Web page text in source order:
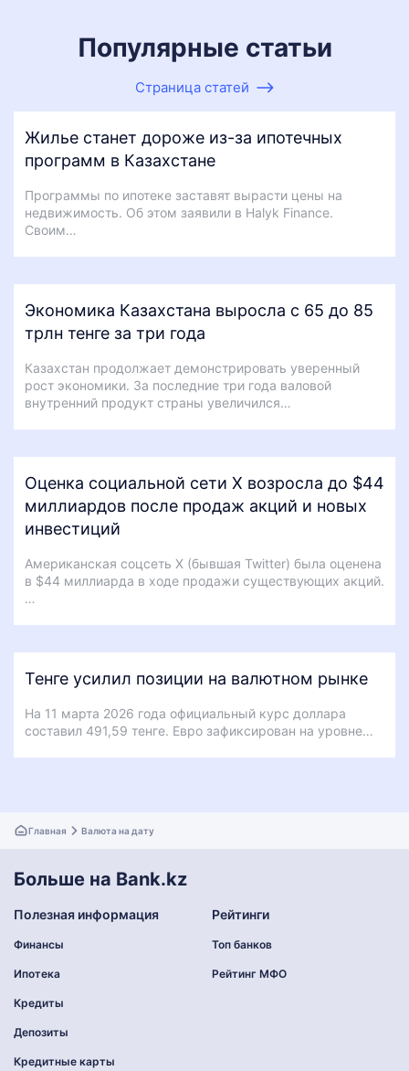
Популярные статьи
Страница статей
Жилье станет дороже из-за ипотечных
программ в Казахстане
Программы по ипотеке заставят вырасти цены на
недвижимость. Об этом заявили в Halyk Finance.
Своим…
Экономика Казахстана выросла с 65 до 85
трлн тенге за три года
Казахстан продолжает демонстрировать уверенный
рост экономики. За последние три года валовой
внутренний продукт страны увеличился…
Оценка социальной сети X возросла до $44
миллиардов после продаж акций и новых
инвестиций
Американская соцсеть X (бывшая Twitter) была оценена
в $44 миллиарда в ходе продажи существующих акций.
…
Тенге усилил позиции на валютном рынке
На 11 марта 2026 года официальный курс доллара
составил 491,59 тенге. Евро зафиксирован на уровне…
Главная Валюта на дату
Больше на Bank.kz
Полезная информация
Финансы
Ипотека
Кредиты
Депозиты
Кредитные карты
Рейтинги
Топ банков
Рейтинг МФО